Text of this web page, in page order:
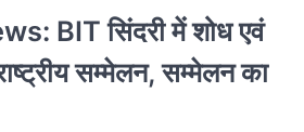
BIT सिंदरी में शोध एवं
सम्मेलन, सम्मेलन का